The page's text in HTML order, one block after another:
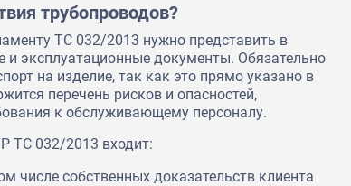
трубопроводов?
ТС 032/2013 нужно представить в
и эксплуатационные документы. Обязательно
на изделие, так как это прямо указано в
перечень рисков и опасностей,
к обслуживающему персоналу.
ТС 032/2013 входит:
числе собственных доказательств клиента